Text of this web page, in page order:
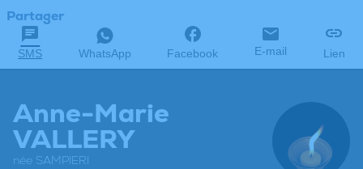
Partager
SMS WhatsApp Facebook E-mail Lien
Anne-Marie
VALLERY
née SAMPIERI